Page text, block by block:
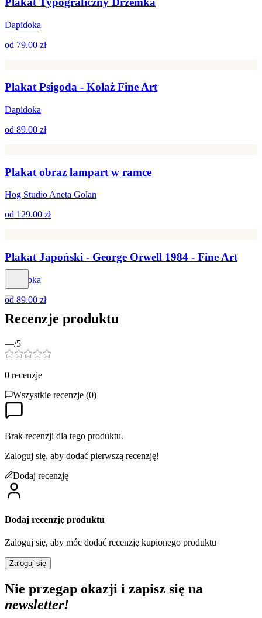
Dapidoka
od 79.00 zł
Plakat Psigoda - Kolaż Fine Art
Dapidoka
od 89.00 zł
Plakat obraz lampart w ramce
Hog Studio Aneta Golan
od 129.00 zł
Plakat Japoński - George Orwell 1984 - Fine Art
Dapidoka
od 89.00 zł
Recenzje produktu
—/5
0 recenzje
Wszystkie recenzje (0)
Brak recenzji dla tego produktu.
Zaloguj się, aby dodać pierwszą recenzję!
Dodaj recenzję
Dodaj recenzję produktu
Zaloguj się, aby móc dodać recenzję kupionego produktu
Zaloguj się
Nie przegap okazji i zapisz się na
newsletter!